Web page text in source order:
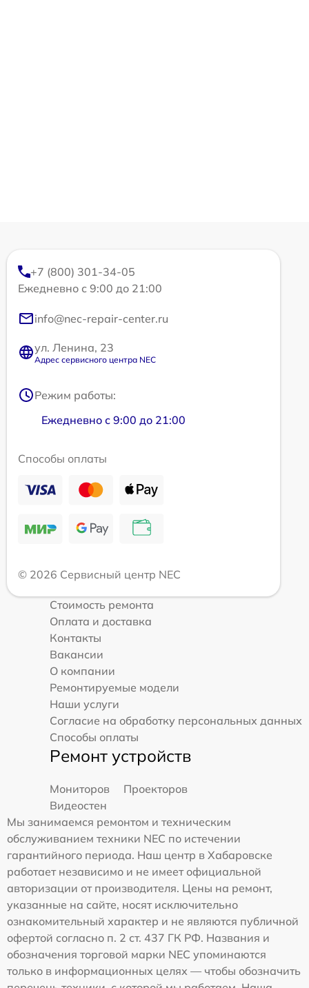
+7 (800) 301-34-05
Ежедневно с 9:00 до 21:00
info@nec-repair-center.ru
ул. Ленина, 23
Адрес сервисного центра NEC
Режим работы:
Ежедневно с 9:00 до 21:00
Способы оплаты
© 2026 Сервисный центр NEC
Стоимость ремонта
Оплата и доставка
Контакты
Вакансии
О компании
Ремонтируемые модели
Наши услуги
Согласие на обработку персональных данных
Способы оплаты
Ремонт устройств
Мониторов
Проекторов
Видеостен
Мы занимаемся ремонтом и техническим
обслуживанием техники NEC по истечении
гарантийного периода. Наш центр в Хабаровске
работает независимо и не имеет официальной
авторизации от производителя. Цены на ремонт,
указанные на сайте, носят исключительно
ознакомительный характер и не являются публичной
офертой согласно п. 2 ст. 437 ГК РФ. Названия и
обозначения торговой марки NEC упоминаются
только в информационных целях — чтобы обозначить